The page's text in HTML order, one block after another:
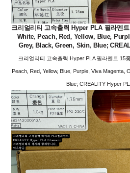
크리얼리티 고속출력 Hyper PLA 필라멘
White, Peach, Red, Yellow, Blue,
Grey, Black, Green, Skin, Blue;
크리얼리티 고속출력 Hyper PLA 필라멘트 15
Peach, Red, Yellow, Blue, Purple, Viva Magenta,
Blue; CREALITY Hyper